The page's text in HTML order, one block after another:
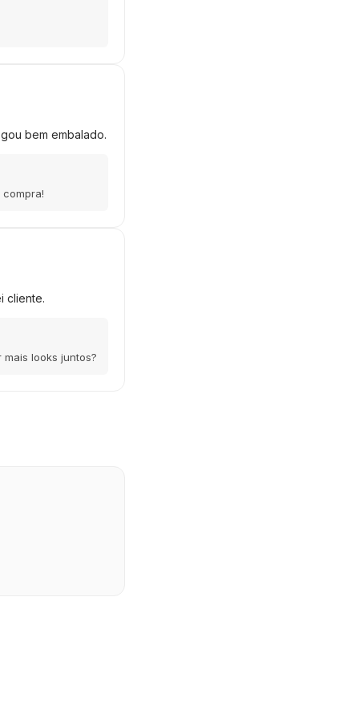
bem embalado.
cliente.
looks juntos?